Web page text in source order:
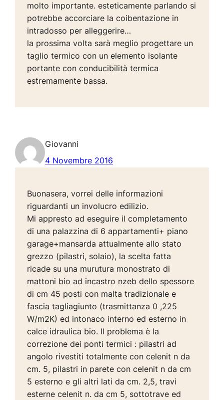
molto importante. esteticamente parlando si
potrebbe accorciare la coibentazione in
intradosso per alleggerire…
la prossima volta sarà meglio progettare un
taglio termico con un elemento isolante
portante con conducibilità termica
estremamente bassa.
Giovanni
4 Novembre 2016
Buonasera, vorrei delle informazioni
riguardanti un involucro edilizio.
Mi appresto ad eseguire il completamento
di una palazzina di 6 appartamenti+ piano
garage+mansarda attualmente allo stato
grezzo (pilastri, solaio), la scelta fatta
ricade su una murutura monostrato di
mattoni bio ad incastro nzeb dello spessore
di cm 45 posti con malta tradizionale e
fascia tagliagiunto (trasmittanza 0 ,225
W/m2K) ed intonaco interno ed esterno in
calce idraulica bio. Il problema è la
correzione dei ponti termici : pilastri ad
angolo rivestiti totalmente con celenit n da
cm. 5, pilastri in parete con celenit n da cm
5 esterno e gli altri lati da cm. 2,5, travi
esterne celenit n. da cm 5, sottotrave ed